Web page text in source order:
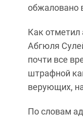
обжаловано
Как отметил
Абгюля
почти все
штрафной
верующих,
По словам